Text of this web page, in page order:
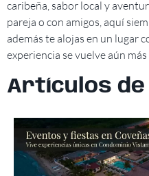
caribeña, sabor local y
pareja o con amigos, aquí
además te alojas en un lugar
experiencia se vuelve aún más
Artículos